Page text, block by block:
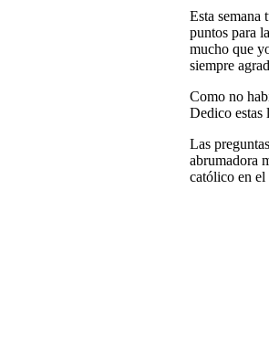
Esta
puntos para
mucho que
siempre
Como no
Dedico estas
Las
abrumadora
católico en